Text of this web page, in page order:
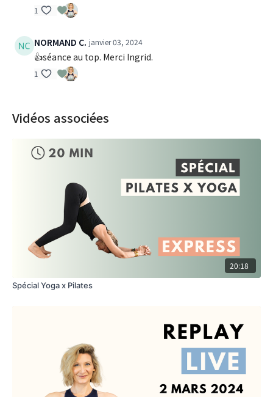
1
NORMAND C. janvier 03, 2024
👍séance au top. Merci Ingrid.
1
Vidéos associées
20:18
Spécial Yoga x Pilates